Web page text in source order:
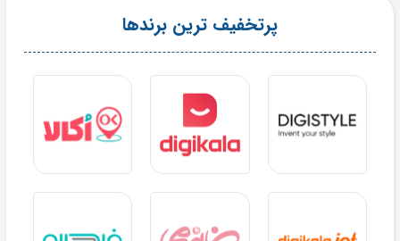
پرتخفیف ترین برندها